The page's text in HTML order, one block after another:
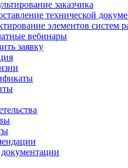
заказчика
технической
элементов систем
вебинары
заявку
документации